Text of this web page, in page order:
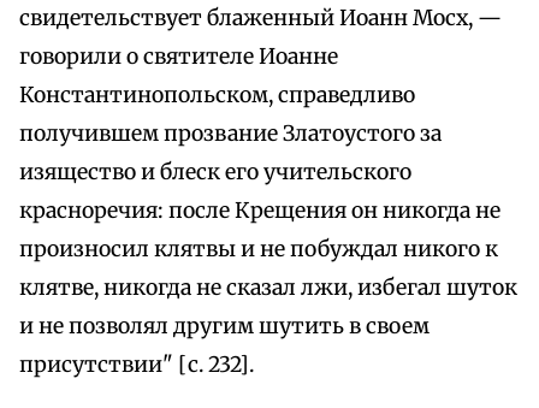
свидетельствует блаженный Иоанн Мосх, —
говорили о святителе Иоанне
Константинопольском, справедливо
получившем прозвание Златоустого за
изящество и блеск его учительского
красноречия: после Крещения он никогда не
произносил клятвы и не побуждал никого к
клятве, никогда не сказал лжи, избегал шуток
и не позволял другим шутить в своем
присутствии" [с. 232].